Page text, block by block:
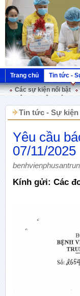
Trang chủ Tin tức -
Các sự kiện nổi bật
Tin tức - Sự kiện
Yêu cầu
07/11/2025
Kính gửi: Các